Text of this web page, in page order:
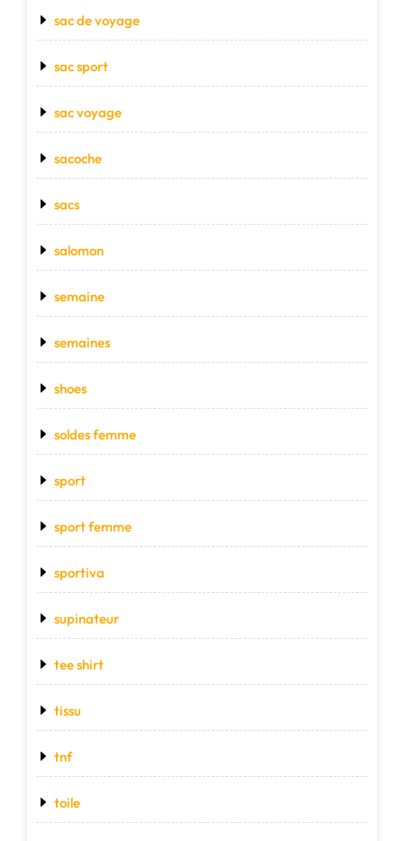
sac de voyage
sac sport
sac voyage
sacoche
sacs
salomon
semaine
semaines
shoes
soldes femme
sport
sport femme
sportiva
supinateur
tee shirt
tissu
tnf
toile